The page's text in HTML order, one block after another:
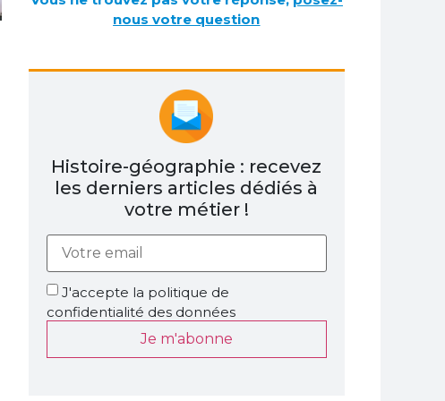
nous votre question
Histoire-géographie : recevez
les derniers articles dédiés à
votre métier !
J'accepte la politique de
confidentialité des données
Je m'abonne